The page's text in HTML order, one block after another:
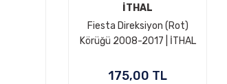
İTHAL
Fiesta Direksiyon (Rot)
Körüğü 2008-2017 | İTHAL
175,00 TL